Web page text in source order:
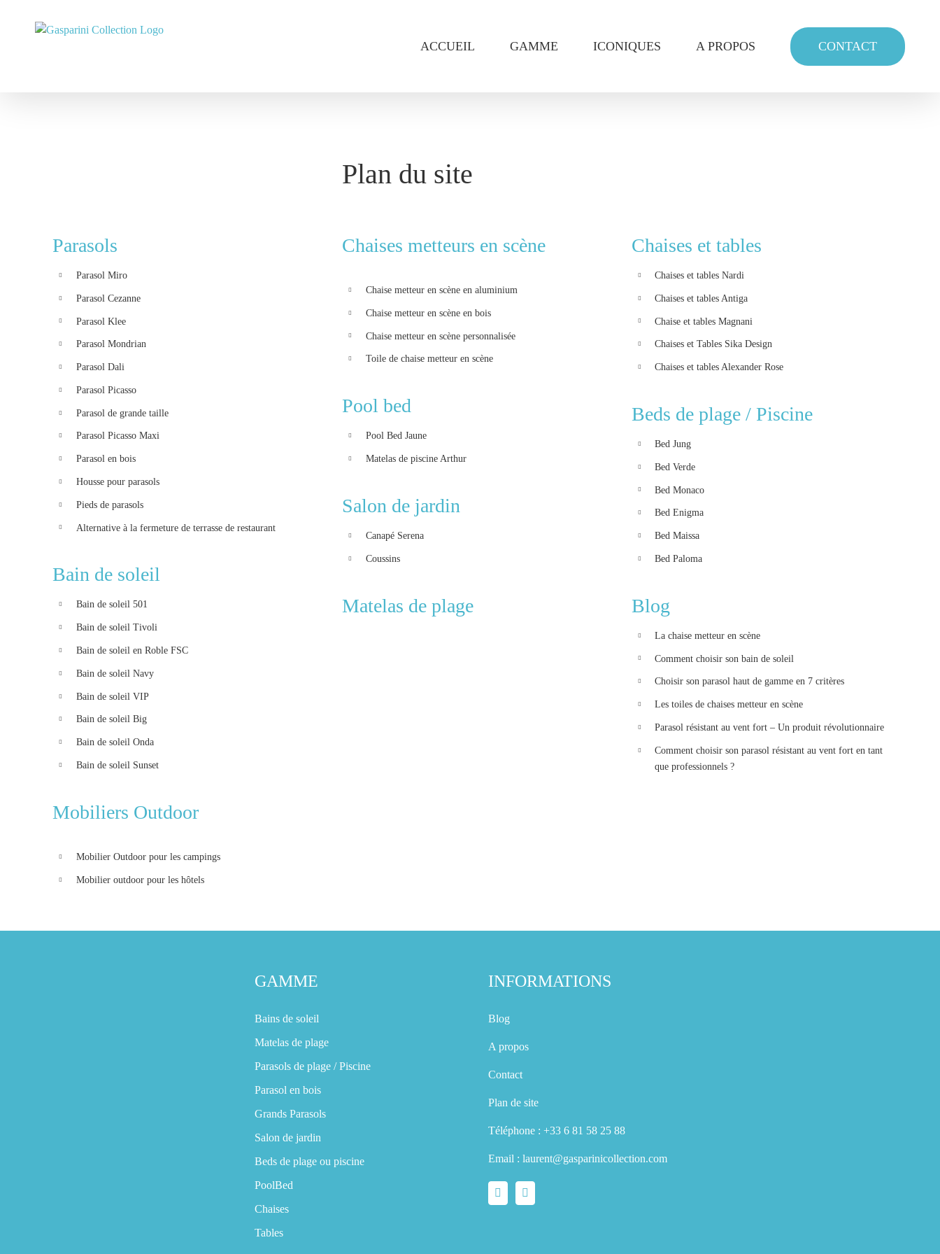
ACCUEIL GAMME ICONIQUES A PROPOS CONTACT
Plan du site
Parasols
Parasol Miro
Parasol Cezanne
Parasol Klee
Parasol Mondrian
Parasol Dali
Parasol Picasso
Parasol de grande taille
Parasol Picasso Maxi
Parasol en bois
Housse pour parasols
Pieds de parasols
Alternative à la fermeture de terrasse de restaurant
Bain de soleil
Bain de soleil 501
Bain de soleil Tivoli
Bain de soleil en Roble FSC
Bain de soleil Navy
Bain de soleil VIP
Bain de soleil Big
Bain de soleil Onda
Bain de soleil Sunset
Mobiliers Outdoor
Mobilier Outdoor pour les campings
Mobilier outdoor pour les hôtels
Chaises metteurs en scène
Chaise metteur en scène en aluminium
Chaise metteur en scène en bois
Chaise metteur en scène personnalisée
Toile de chaise metteur en scène
Pool bed
Pool Bed Jaune
Matelas de piscine Arthur
Salon de jardin
Canapé Serena
Coussins
Matelas de plage
Chaises et tables
Chaises et tables Nardi
Chaises et tables Antiga
Chaise et tables Magnani
Chaises et Tables Sika Design
Chaises et tables Alexander Rose
Beds de plage / Piscine
Bed Jung
Bed Verde
Bed Monaco
Bed Enigma
Bed Maissa
Bed Paloma
Blog
La chaise metteur en scène
Comment choisir son bain de soleil
Choisir son parasol haut de gamme en 7 critères
Les toiles de chaises metteur en scène
Parasol résistant au vent fort – Un produit révolutionnaire
Comment choisir son parasol résistant au vent fort en tant
que professionnels ?
GAMME
Bains de soleil
Matelas de plage
Parasols de plage / Piscine
Parasol en bois
Grands Parasols
Salon de jardin
Beds de plage ou piscine
PoolBed
Chaises
Tables
INFORMATIONS
Blog
A propos
Contact
Plan de site
Téléphone : +33 6 81 58 25 88‬
Email : laurent@gasparinicollection.com